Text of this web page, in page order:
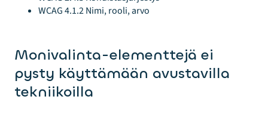
WCAG 4.1.2 Nimi, rooli, arvo
Monivalinta-elementtejä ei
pysty käyttämään avustavilla
tekniikoilla